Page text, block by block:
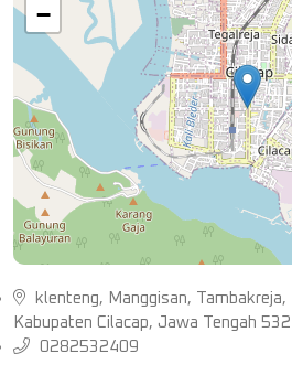
−
klenteng, Manggisan, Tambakreja,
Kabupaten Cilacap, Jawa Tengah
0282532409